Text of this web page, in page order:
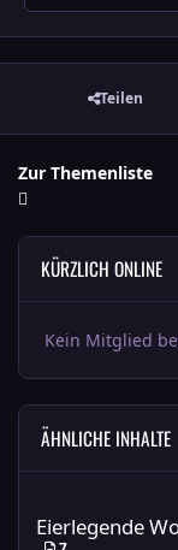
Teilen
Zur Themenliste
KÜRZLICH ONLINE
Kein Mitglied
ÄHNLICHE INHALTE
Eierlegende